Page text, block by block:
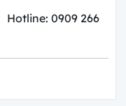
0909 266